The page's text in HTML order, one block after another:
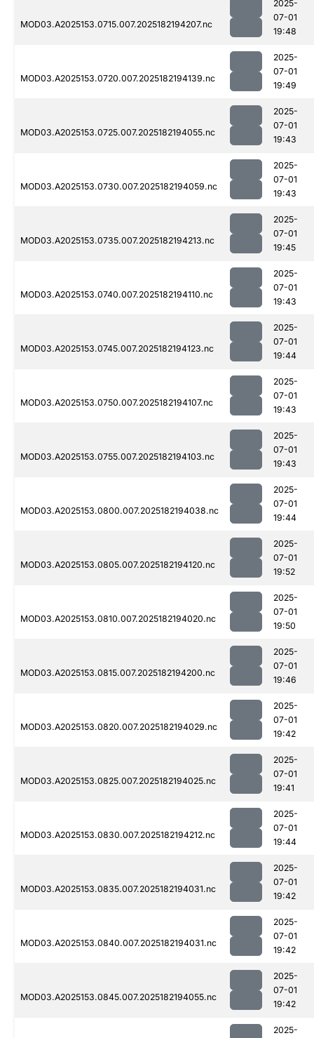
MOD03.A2025153.0715.007.2025182194207.nc
2025-
07-01
19:48
MOD03.A2025153.0720.007.2025182194139.nc
2025-
07-01
19:49
MOD03.A2025153.0725.007.2025182194055.nc
2025-
07-01
19:43
MOD03.A2025153.0730.007.2025182194059.nc
2025-
07-01
19:43
MOD03.A2025153.0735.007.2025182194213.nc
2025-
07-01
19:45
MOD03.A2025153.0740.007.2025182194110.nc
2025-
07-01
19:43
MOD03.A2025153.0745.007.2025182194123.nc
2025-
07-01
19:44
MOD03.A2025153.0750.007.2025182194107.nc
2025-
07-01
19:43
MOD03.A2025153.0755.007.2025182194103.nc
2025-
07-01
19:43
MOD03.A2025153.0800.007.2025182194038.nc
2025-
07-01
19:44
MOD03.A2025153.0805.007.2025182194120.nc
2025-
07-01
19:52
MOD03.A2025153.0810.007.2025182194020.nc
2025-
07-01
19:50
MOD03.A2025153.0815.007.2025182194200.nc
2025-
07-01
19:46
MOD03.A2025153.0820.007.2025182194029.nc
2025-
07-01
19:42
MOD03.A2025153.0825.007.2025182194025.nc
2025-
07-01
19:41
MOD03.A2025153.0830.007.2025182194212.nc
2025-
07-01
19:44
MOD03.A2025153.0835.007.2025182194031.nc
2025-
07-01
19:42
MOD03.A2025153.0840.007.2025182194031.nc
2025-
07-01
19:42
MOD03.A2025153.0845.007.2025182194055.nc
2025-
07-01
19:42
2025-